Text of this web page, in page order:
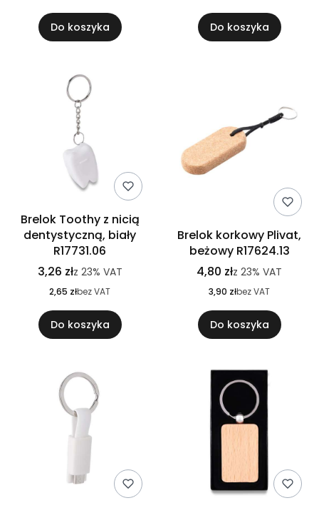
Do koszyka Do koszyka
Brelok Toothy z nicią
dentystyczną, biały
R17731.06
3,26 złz 23% VAT
2,65 złbez VAT
Do koszyka
Brelok korkowy Plivat,
beżowy R17624.13
4,80 złz 23% VAT
3,90 złbez VAT
Do koszyka